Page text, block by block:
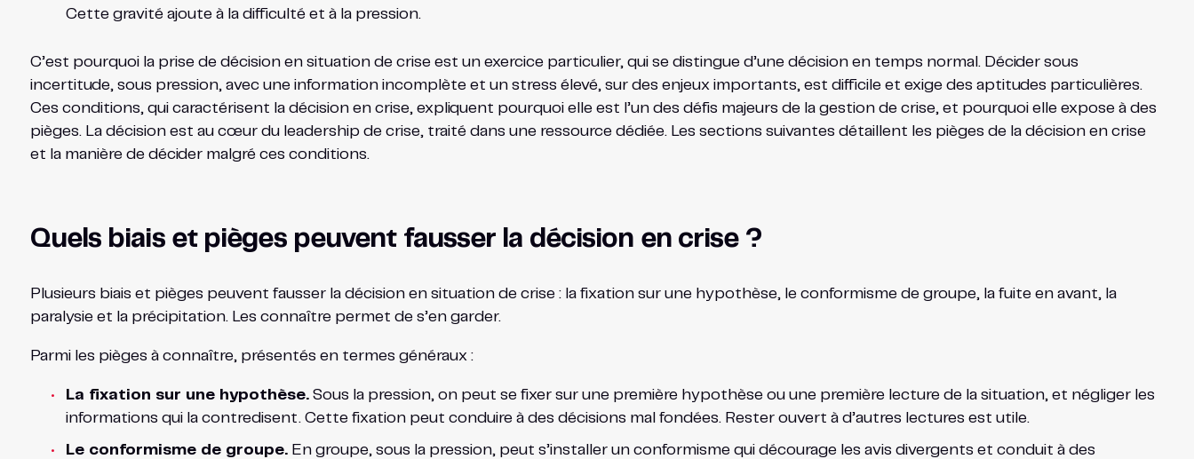
Cette gravité ajoute à la difficulté et à la pression.
C’est pourquoi la prise de décision en situation de crise est un exercice particulier, qui se distingue d’une décision en temps normal. Décider sous
incertitude, sous pression, avec une information incomplète et un stress élevé, sur des enjeux importants, est difficile et exige des aptitudes particulières.
Ces conditions, qui caractérisent la décision en crise, expliquent pourquoi elle est l’un des défis majeurs de la gestion de crise, et pourquoi elle expose à des
pièges. La décision est au cœur du leadership de crise, traité dans une ressource dédiée. Les sections suivantes détaillent les pièges de la décision en crise
et la manière de décider malgré ces conditions.
Quels biais et pièges peuvent fausser la décision en crise ?
Plusieurs biais et pièges peuvent fausser la décision en situation de crise : la fixation sur une hypothèse, le conformisme de groupe, la fuite en avant, la
paralysie et la précipitation. Les connaître permet de s’en garder.
Parmi les pièges à connaître, présentés en termes généraux :
La fixation sur une hypothèse.Sous la pression, on peut se fixer sur une première hypothèse ou une première lecture de la situation, et négliger les
informations qui la contredisent. Cette fixation peut conduire à des décisions mal fondées. Rester ouvert à d’autres lectures est utile.
Le conformisme de groupe.En groupe, sous la pression, peut s’installer un conformisme qui décourage les avis divergents et conduit à des